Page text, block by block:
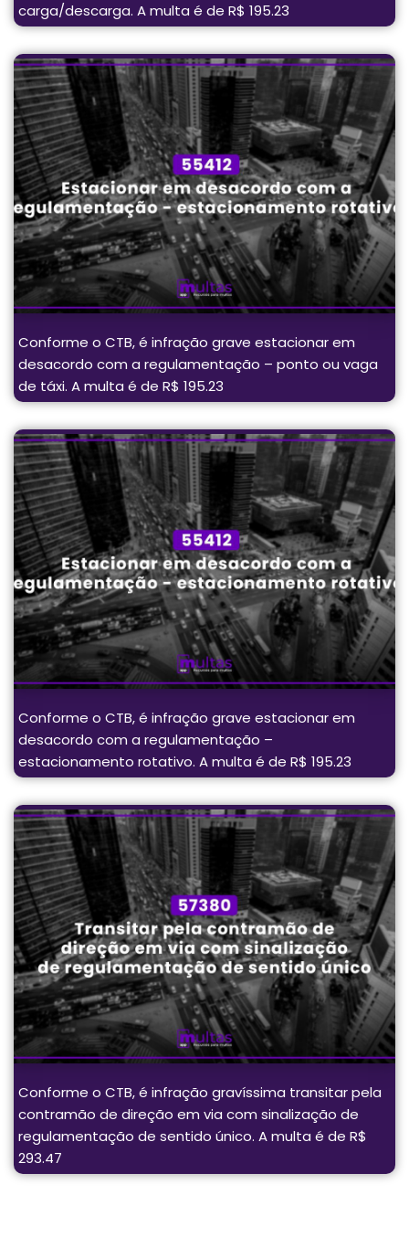
carga/descarga. A multa é de R$ 195.23
Conforme o CTB, é infração grave estacionar em
desacordo com a regulamentação – ponto ou vaga
de táxi. A multa é de R$ 195.23
Conforme o CTB, é infração grave estacionar em
desacordo com a regulamentação –
estacionamento rotativo. A multa é de R$ 195.23
Conforme o CTB, é infração gravíssima transitar pela
contramão de direção em via com sinalização de
regulamentação de sentido único. A multa é de R$
293.47